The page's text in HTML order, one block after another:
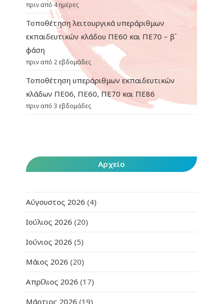
πριν από 4 ημέρες
Τοποθέτηση λειτουργικά υπεράριθμων
εκπαιδευτικών κλάδου ΠΕ60 και ΠΕ70 – β΄
φάση
πριν από 2 εβδομάδες
Τοποθέτηση υπεράριθμων εκπαιδευτικών
κλάδων ΠΕ06, ΠΕ60, ΠΕ70 και ΠΕ86
πριν από 3 εβδομάδες
Αρχείο
Αύγουστος 2026 (4)
Ιούλιος 2026 (20)
Ιούνιος 2026 (5)
Μάιος 2026 (20)
Απρίλιος 2026 (17)
Μάρτιος 2026 (19)